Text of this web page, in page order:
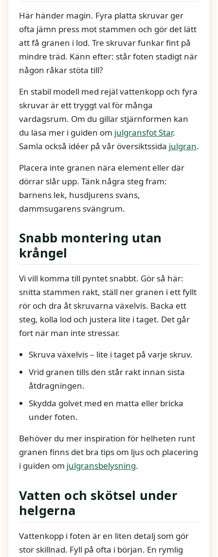
Här händer magin. Fyra platta skruvar ger
ofta jämn press mot stammen och gör det lätt
att få granen i lod. Tre skruvar funkar fint på
mindre träd. Känn efter: står foten stadigt när
någon råkar stöta till?
En stabil modell med rejäl vattenkopp och fyra
skruvar är ett tryggt val för många
vardagsrum. Om du gillar stjärnformen kan
du läsa mer i guiden om julgransfot Star.
Samla också idéer på vår översiktssida julgran.
Placera inte granen nära element eller där
dörrar slår upp. Tänk några steg fram:
barnens lek, husdjurens svans,
dammsugarens svängrum.
Snabb montering utan
krångel
Vi vill komma till pyntet snabbt. Gör så här:
snitta stammen rakt, ställ ner granen i ett fyllt
rör och dra åt skruvarna växelvis. Backa ett
steg, kolla lod och justera lite i taget. Det går
fort när man inte stressar.
Skruva växelvis – lite i taget på varje skruv.
Vrid granen tills den står rakt innan sista
åtdragningen.
Skydda golvet med en matta eller bricka
under foten.
Behöver du mer inspiration för helheten runt
granen finns det bra tips om ljus och placering
i guiden om julgransbelysning.
Vatten och skötsel under
helgerna
Vattenkopp i foten är en liten detalj som gör
stor skillnad. Fyll på ofta i början. En rymlig